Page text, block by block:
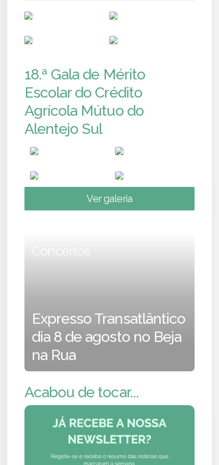
18.ª Gala de Mérito
Escolar do Crédito
Agrícola Mútuo do
Alentejo Sul
Ver galeria
Concertos
Expresso Transatlântico
dia 8 de agosto no Beja
na Rua
Acabou de tocar...